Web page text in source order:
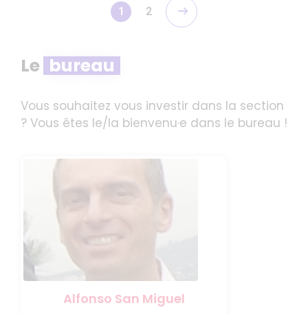
1 2
Le bureau
Vous souhaitez vous investir dans la section
? Vous êtes le/la bienvenu·e dans le bureau !
Alfonso San Miguel